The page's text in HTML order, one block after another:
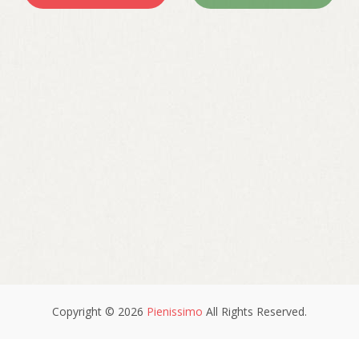
Copyright © 2026 Pienissimo All Rights Reserved.